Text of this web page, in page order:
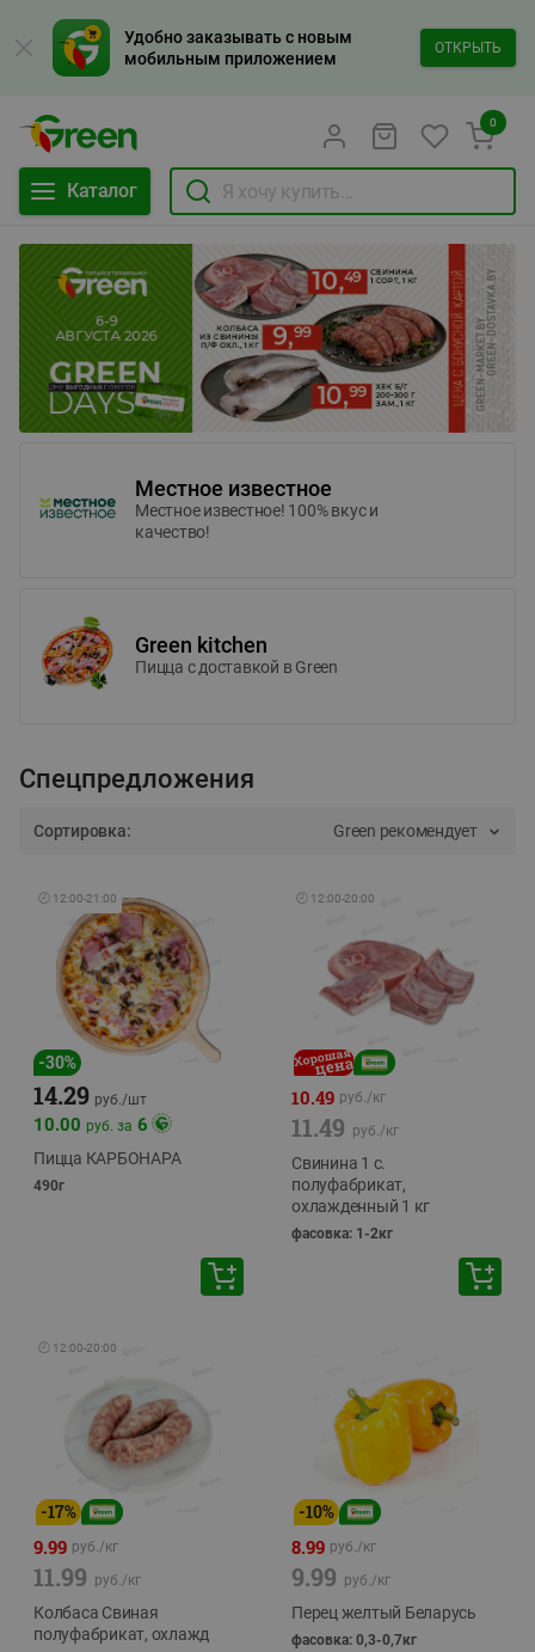
Удобно заказывать с новым
мобильным приложением
ОТКРЫТЬ
Каталог
0
Местное известное
Местное известное! 100% вкус и
качество!
Green kitchen
Пицца c доставкой в Green
Спецпредложения
Сортировка: Green рекомендует
🕘 12:00-21:00
-30%
14.29 руб./шт
10.00 руб. за 6
Пицца КАРБОНАРА
490г
🕘 12:00-20:00
10.49 руб./кг
11.49 руб./кг
Свинина 1 с.
полуфабрикат,
охлажденный 1 кг
фасовка: 1-2кг
🕘 12:00-20:00
-17%
9.99 руб./кг
11.99 руб./кг
Колбаса Свиная
полуфабрикат, охлажд
-10%
8.99 руб./кг
9.99 руб./кг
Перец желтый Беларусь
фасовка: 0,3-0,7кг